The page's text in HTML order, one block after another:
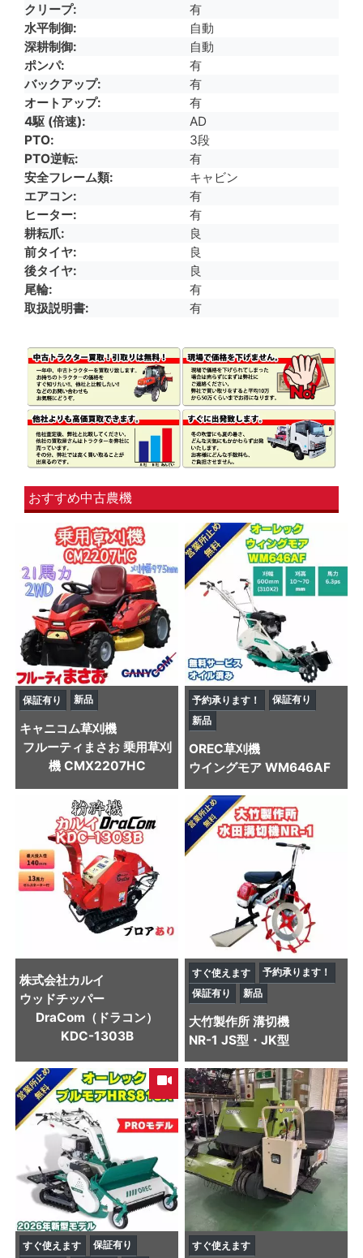
クリープ
有
水平制御
自動
深耕制御
自動
ポンパ
有
バックアップ
有
オートアップ
有
4駆 (倍速)
AD
PTO
3段
PTO逆転
有
安全フレーム類
キャビン
エアコン
有
ヒーター
有
耕耘爪
良
前タイヤ
良
後タイヤ
良
尾輪
有
取扱説明書
有
おすすめ中古農機
保証有り 新品
キャニコム草刈機
フルーティまさお 乗用草刈
機 CMX2207HC
予約承ります！
保証有り
新品
OREC草刈機
ウイングモア WM646AF
株式会社カルイ
ウッドチッパー
DraCom（ドラコン）
KDC-1303B
すぐ使えます
予約承ります！
保証有り
新品
大竹製作所 溝切機
NR-1 JS型・JK型
すぐ使えます
保証有り
すぐ使えます